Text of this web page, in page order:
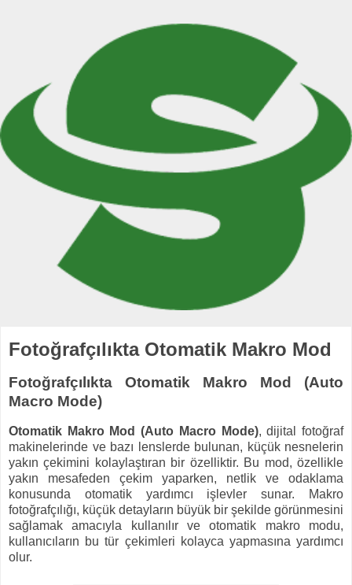
Fotoğrafçılıkta Otomatik Makro Mod
Fotoğrafçılıkta Otomatik Makro Mod (Auto
Macro Mode)
Otomatik Makro Mod (Auto Macro Mode), dijital fotoğraf
makinelerinde ve bazı lenslerde bulunan, küçük nesnelerin
yakın çekimini kolaylaştıran bir özelliktir. Bu mod, özellikle
yakın mesafeden çekim yaparken, netlik ve odaklama
konusunda otomatik yardımcı işlevler sunar. Makro
fotoğrafçılığı, küçük detayların büyük bir şekilde görünmesini
sağlamak amacıyla kullanılır ve otomatik makro modu,
kullanıcıların bu tür çekimleri kolayca yapmasına yardımcı
olur.